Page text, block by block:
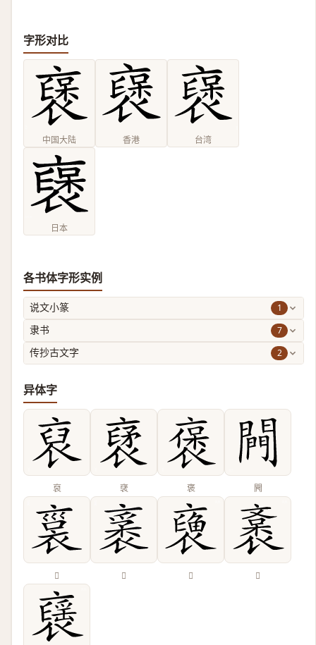
字形对比
中国大陆 香港 台湾
日本
各书体字形实例
说文小篆 1
隶书 7
传抄古文字 2
异体字
裒 裦 褒 闁
𧚱 𧛙 𧜪 𧜯